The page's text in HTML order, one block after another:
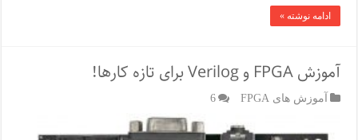
ادامه نوشته »
آموزش FPGA و Verilog برای تازه کارها!
آموزش های FPGA 6